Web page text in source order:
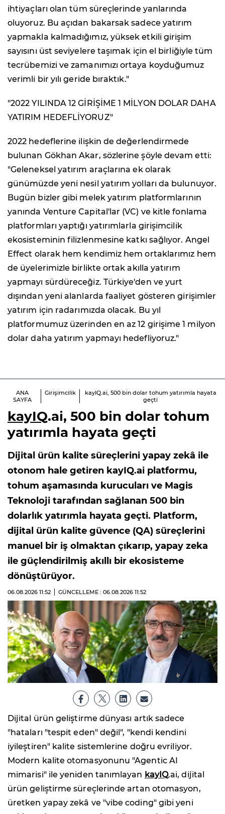
ihtiyaçları olan tüm süreçlerinde yanlarında
oluyoruz. Bu açıdan bakarsak sadece yatırım
yapmakla kalmadığımız, yüksek etkili girişim
sayısını üst seviyelere taşımak için el birliğiyle tüm
tecrübemizi ve zamanımızı ortaya koyduğumuz
verimli bir yılı geride bıraktık."
"2022 YILINDA 12 GİRİŞİME 1 MİLYON DOLAR DAHA
YATIRIM HEDEFLİYORUZ"
2022 hedeflerine ilişkin de değerlendirmede
bulunan Gökhan Akar, sözlerine şöyle devam etti:
"Geleneksel yatırım araçlarına ek olarak
günümüzde yeni nesil yatırım yolları da bulunuyor.
Bugün bizler gibi melek yatırım platformlarının
yanında Venture Capital'lar (VC) ve kitle fonlama
platformları yaptığı yatırımlarla girişimcilik
ekosisteminin filizlenmesine katkı sağlıyor. Angel
Effect olarak hem kendimiz hem ortaklarımız hem
de üyelerimizle birlikte ortak akılla yatırım
yapmayı sürdüreceğiz. Türkiye'den ve yurt
dışından yeni alanlarda faaliyet gösteren girişimler
yatırım için radarımızda olacak. Bu yıl
platformumuz üzerinden en az 12 girişime 1 milyon
dolar daha yatırım yapmayı hedefliyoruz."
ANA
SAYFA
Girişimcilik
kayIQ.ai, 500 bin dolar tohum yatırımla hayata
geçti
kayIQ.ai, 500 bin dolar tohum
yatırımla hayata geçti
Dijital ürün kalite süreçlerini yapay zekâ ile
otonom hale getiren kayIQ.ai platformu,
tohum aşamasında kurucuları ve Magis
Teknoloji tarafından sağlanan 500 bin
dolarlık yatırımla hayata geçti. Platform,
dijital ürün kalite güvence (QA) süreçlerini
manuel bir iş olmaktan çıkarıp, yapay zeka
ile güçlendirilmiş akıllı bir ekosisteme
dönüştürüyor.
06.08.2026 11:52 GÜNCELLEME : 06.08.2026 11:52
Dijital ürün geliştirme dünyası artık sadece
"hataları "tespit eden" değil", "kendi kendini
iyileştiren" kalite sistemlerine doğru evriliyor.
Modern kalite otomasyonunu "Agentic AI
mimarisi" ile yeniden tanımlayan kayIQ.ai, dijital
ürün geliştirme süreçlerinde artan otomasyon,
üretken yapay zekâ ve "vibe coding" gibi yeni